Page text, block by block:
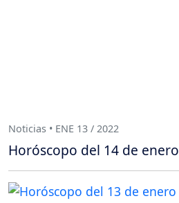
Noticias • ENE 13 / 2022
Horóscopo del 14 de enero